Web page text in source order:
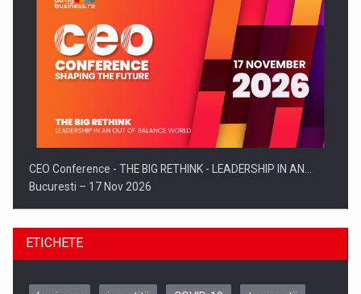
CEO Conference - THE BIG RETHINK - LEADERSHIP IN AN…
Bucuresti – 17 Nov 2026
ETICHETE